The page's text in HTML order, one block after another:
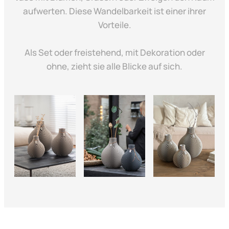
aufwerten. Diese Wandelbarkeit ist einer ihrer
Vorteile.
Als Set oder freistehend, mit Dekoration oder
ohne, zieht sie alle Blicke auf sich.